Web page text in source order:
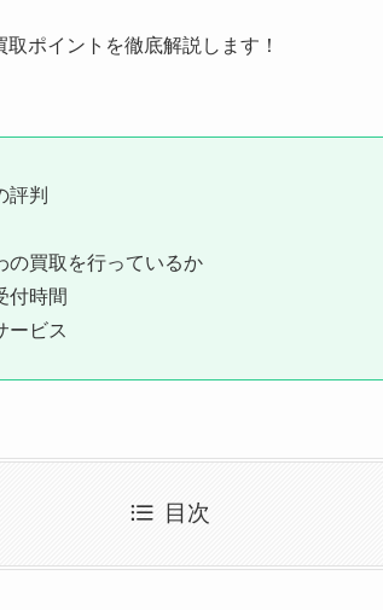
ポイントを徹底解説します！
評判
の買取を行っているか
付時間
ービス
目次